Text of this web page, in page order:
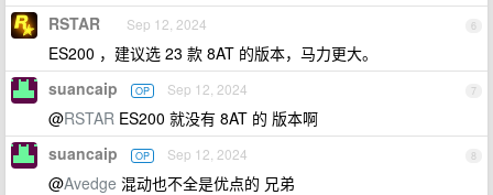
6
RSTAR Sep 12, 2024
ES200 ，建议选 23 款 8AT 的版本，马力更大。
7
suancaip OP Sep 12, 2024
@RSTAR ES200 就没有 8AT 的 版本啊
8
suancaip OP Sep 12, 2024
@Avedge 混动也不全是优点的 兄弟